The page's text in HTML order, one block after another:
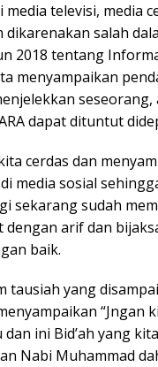
media televisi, media
dikarenakan salah
2018 tentang
menyampaikan
dapat dituntut
cerdas dan
media sosial
sekarang sudah
arif dan
baik.
tausiah yang
“Jngan
ini Bid’ah yang
Nabi Muhammad